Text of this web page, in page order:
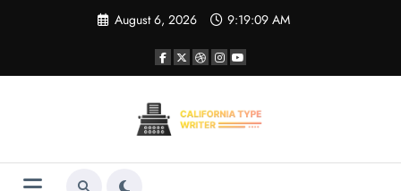
August 6, 2026 9:19:09 AM